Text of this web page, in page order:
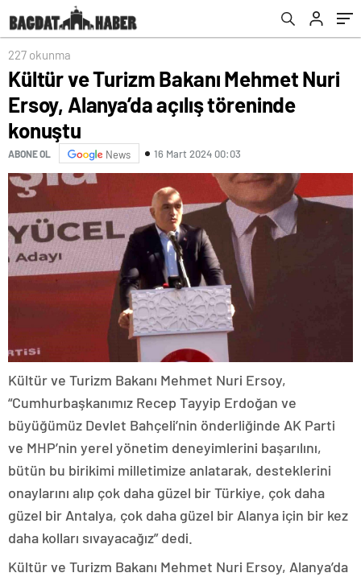
227 okunma
Kültür ve Turizm Bakanı Mehmet Nuri
Ersoy, Alanya’da açılış töreninde
konuştu
ABONE OL News 16 Mart 2024 00:03
Kültür ve Turizm Bakanı Mehmet Nuri Ersoy,
“Cumhurbaşkanımız Recep Tayyip Erdoğan ve
büyüğümüz Devlet Bahçeli’nin önderliğinde AK Parti
ve MHP’nin yerel yönetim deneyimlerini başarılını,
bütün bu birikimi milletimize anlatarak, desteklerini
onaylarını alıp çok daha güzel bir Türkiye, çok daha
güzel bir Antalya, çok daha güzel bir Alanya için bir kez
daha kolları sıvayacağız” dedi.
Kültür ve Turizm Bakanı Mehmet Nuri Ersoy, Alanya’da
mücadeleyi sürdüreceğiz